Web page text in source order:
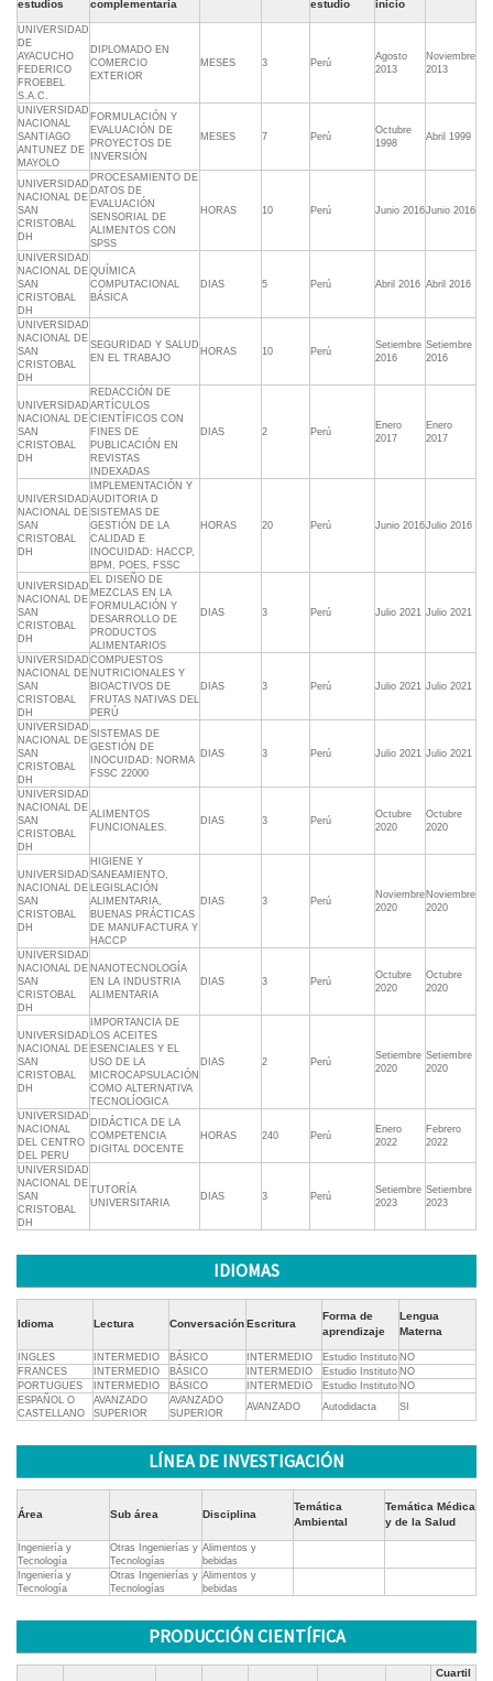
estudios complementaria estudio inicio
UNIVERSIDAD
DE
AYACUCHO
FEDERICO
FROEBEL
S.A.C.
DIPLOMADO EN
COMERCIO
EXTERIOR
MESES 3 Perú
Agosto
2013
Noviembre
2013
UNIVERSIDAD
NACIONAL
SANTIAGO
ANTUNEZ DE
MAYOLO
FORMULACIÓN Y
EVALUACIÓN DE
PROYECTOS DE
INVERSIÓN
MESES 7 Perú
Octubre
1998
Abril 1999
UNIVERSIDAD
NACIONAL DE
SAN
CRISTOBAL
DH
PROCESAMIENTO DE
DATOS DE
EVALUACIÓN
SENSORIAL DE
ALIMENTOS CON
SPSS
HORAS 10 Perú Junio 2016Junio 2016
UNIVERSIDAD
NACIONAL DE
SAN
CRISTOBAL
DH
QUÍMICA
COMPUTACIONAL
BÁSICA
DIAS 5 Perú Abril 2016 Abril 2016
UNIVERSIDAD
NACIONAL DE
SAN
CRISTOBAL
DH
SEGURIDAD Y SALUD
EN EL TRABAJO
HORAS 10 Perú
Setiembre
2016
Setiembre
2016
UNIVERSIDAD
NACIONAL DE
SAN
CRISTOBAL
DH
REDACCIÓN DE
ARTÍCULOS
CIENTÍFICOS CON
FINES DE
PUBLICACIÓN EN
REVISTAS
INDEXADAS
DIAS 2 Perú
Enero
2017
Enero
2017
UNIVERSIDAD
NACIONAL DE
SAN
CRISTOBAL
DH
IMPLEMENTACIÓN Y
AUDITORIA D
SISTEMAS DE
GESTIÓN DE LA
CALIDAD E
INOCUIDAD: HACCP,
BPM, POES, FSSC
HORAS 20 Perú Junio 2016Julio 2016
UNIVERSIDAD
NACIONAL DE
SAN
CRISTOBAL
DH
EL DISEÑO DE
MEZCLAS EN LA
FORMULACIÓN Y
DESARROLLO DE
PRODUCTOS
ALIMENTARIOS
DIAS 3 Perú Julio 2021 Julio 2021
UNIVERSIDAD
NACIONAL DE
SAN
CRISTOBAL
DH
COMPUESTOS
NUTRICIONALES Y
BIOACTIVOS DE
FRUTAS NATIVAS DEL
PERÚ
DIAS 3 Perú Julio 2021 Julio 2021
UNIVERSIDAD
NACIONAL DE
SAN
CRISTOBAL
DH
SISTEMAS DE
GESTIÓN DE
INOCUIDAD: NORMA
FSSC 22000
DIAS 3 Perú Julio 2021 Julio 2021
UNIVERSIDAD
NACIONAL DE
SAN
CRISTOBAL
DH
ALIMENTOS
FUNCIONALES.
DIAS 3 Perú
Octubre
2020
Octubre
2020
UNIVERSIDAD
NACIONAL DE
SAN
CRISTOBAL
DH
HIGIENE Y
SANEAMIENTO,
LEGISLACIÓN
ALIMENTARIA,
BUENAS PRÁCTICAS
DE MANUFACTURA Y
HACCP
DIAS 3 Perú
Noviembre
2020
Noviembre
2020
UNIVERSIDAD
NACIONAL DE
SAN
CRISTOBAL
DH
NANOTECNOLOGÍA
EN LA INDUSTRIA
ALIMENTARIA
DIAS 3 Perú
Octubre
2020
Octubre
2020
UNIVERSIDAD
NACIONAL DE
SAN
CRISTOBAL
DH
IMPORTANCIA DE
LOS ACEITES
ESENCIALES Y EL
USO DE LA
MICROCAPSULACIÓN
COMO ALTERNATIVA
TECNOLÍOGICA
DIAS 2 Perú
Setiembre
2020
Setiembre
2020
UNIVERSIDAD
NACIONAL
DEL CENTRO
DEL PERU
DIDÁCTICA DE LA
COMPETENCIA
DIGITAL DOCENTE
HORAS 240 Perú
Enero
2022
Febrero
2022
UNIVERSIDAD
NACIONAL DE
SAN
CRISTOBAL
DH
TUTORÍA
UNIVERSITARIA
DIAS 3 Perú
Setiembre
2023
Setiembre
2023
IDIOMAS
Idioma Lectura ConversaciónEscritura
Forma de
aprendizaje
Lengua
Materna
INGLES INTERMEDIO BÁSICO INTERMEDIO Estudio Instituto NO
FRANCES
INTERMEDIO BÁSICO INTERMEDIO Estudio Instituto NO
PORTUGUES
INTERMEDIO BÁSICO INTERMEDIO Estudio Instituto NO
ESPAÑOL O
CASTELLANO
AVANZADO
SUPERIOR
AVANZADO
SUPERIOR
AVANZADO Autodidacta SI
LÍNEA DE INVESTIGACIÓN
Área Sub área Disciplina
Temática
Ambiental
Temática Médica
y de la Salud
Ingeniería y
Tecnología
Otras Ingenierías y
Tecnologías
Alimentos y
bebidas
Ingeniería y
Tecnología
Otras Ingenierías y
Tecnologías
Alimentos y
bebidas
PRODUCCIÓN CIENTÍFICA
Cuartil